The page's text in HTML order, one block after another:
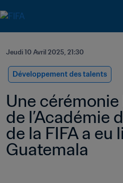
Jeudi 10 Avril 2025, 21:30
Développement des talents
Une
de l’Académie
de la FIFA a eu
Guatemala